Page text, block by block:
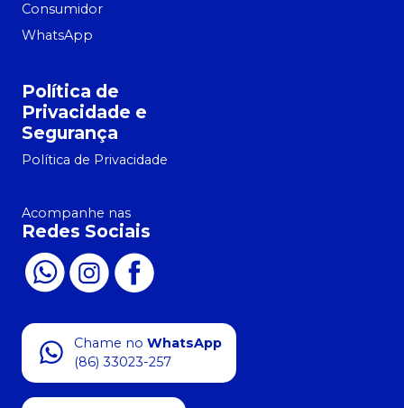
Consumidor
WhatsApp
Política de
Privacidade e
Segurança
Política de Privacidade
Acompanhe nas
Redes Sociais
Chame no WhatsApp
(86) 33023-257